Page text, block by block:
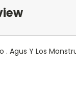
. Agus Y Los